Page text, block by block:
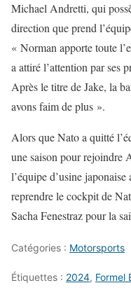
Michael Andretti, qui
direction que prend
« Norman apporte toute
a attiré l’attention par ses
Après le titre de Jake, la
avons faim de plus ».
Alors que Nato a quitté
une saison pour rejoindre
l’équipe d’usine
reprendre le cockpit de
Sacha Fenestraz pour la
Catégories : Motorsports
Étiquettes : 2024, Formel